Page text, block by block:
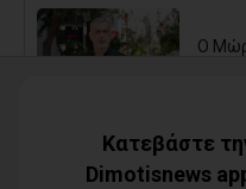
Ο
Οι
θέση
Κατεβάστε
Dimotisnews